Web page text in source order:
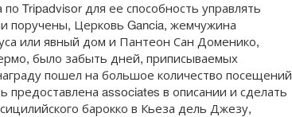
Tripadvisor для ее способность управлять
поручены, Церковь Gancia, жемчужина
или явный дом и Пантеон Сан Доменико,
было забыть дней, приписываемых
пошел на большое количество посещений
associates в описании и сделать
барокко в Кьеза дель Джезу,